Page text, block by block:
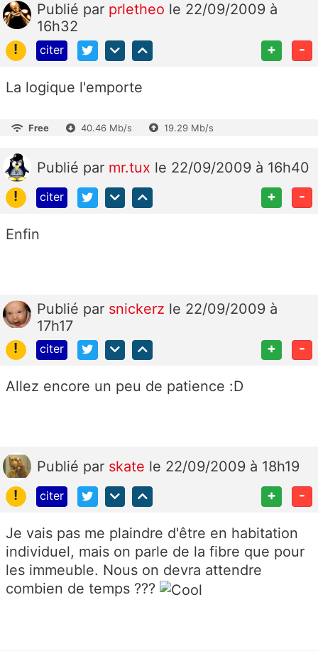
Publié par prletheo le 22/09/2009 à
16h32
!
citer + -
La logique l'emporte
Free 40.46 Mb/s 19.29 Mb/s
Publié par mr.tux le 22/09/2009 à 16h40
!
citer + -
Enfin
Publié par snickerz le 22/09/2009 à
17h17
!
citer + -
Allez encore un peu de patience :D
Publié par skate le 22/09/2009 à 18h19
!
citer + -
Je vais pas me plaindre d'être en habitation
individuel, mais on parle de la fibre que pour
les immeuble. Nous on devra attendre
combien de temps ???